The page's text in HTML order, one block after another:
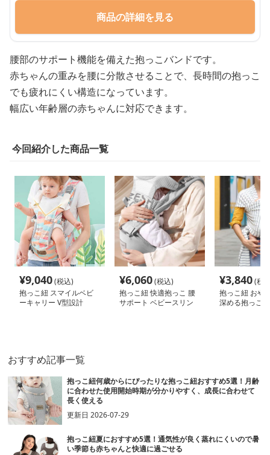
商品の詳細を見る
腰部のサポート機能を備えた抱っこバンドです。
赤ちゃんの重みを腰に分散させることで、長時間の抱っこ
でも疲れにくい構造になっています。
幅広い年齢層の赤ちゃんに対応できます。
今回紹介した商品一覧
¥9,040(税込)
抱っこ紐 スマイルベビ
ーキャリー V型設計
¥6,060(税込)
抱っこ紐 快適抱っこ 腰
サポート ベビースリン
¥3,840(税
抱っこ紐 おや
深める抱っこ布
おすすめ記事一覧
抱っこ紐何歳からにぴったりな抱っこ紐おすすめ5選！月齢
に合わせた使用開始時期が分かりやすく、成長に合わせて
長く使える
更新日2026-07-29
抱っこ紐夏におすすめ5選！通気性が良く蒸れにくいので暑
い季節も赤ちゃんと快適に過ごせる